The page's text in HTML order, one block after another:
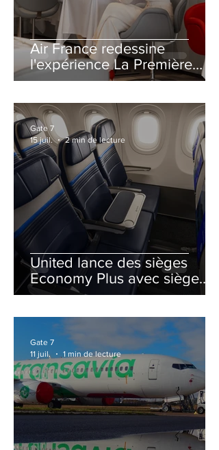
Air France redessine
l'expérience La Première
avec un salon entièrement
United lance des sièges
Economy Plus avec siège
central neutralisé
Gate 7
15 juil.
2 min de lecture
Gate 7
11 juil.
1 min de lecture